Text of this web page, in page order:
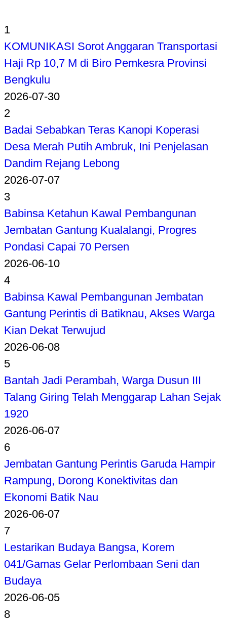
1
KOMUNIKASI Sorot Anggaran Transportasi
Haji Rp 10,7 M di Biro Pemkesra Provinsi
Bengkulu
2026-07-30
2
Badai Sebabkan Teras Kanopi Koperasi
Desa Merah Putih Ambruk, Ini Penjelasan
Dandim Rejang Lebong
2026-07-07
3
Babinsa Ketahun Kawal Pembangunan
Jembatan Gantung Kualalangi, Progres
Pondasi Capai 70 Persen
2026-06-10
4
Babinsa Kawal Pembangunan Jembatan
Gantung Perintis di Batiknau, Akses Warga
Kian Dekat Terwujud
2026-06-08
5
Bantah Jadi Perambah, Warga Dusun III
Talang Giring Telah Menggarap Lahan Sejak
1920
2026-06-07
6
Jembatan Gantung Perintis Garuda Hampir
Rampung, Dorong Konektivitas dan
Ekonomi Batik Nau
2026-06-07
7
Lestarikan Budaya Bangsa, Korem
041/Gamas Gelar Perlombaan Seni dan
Budaya
2026-06-05
8